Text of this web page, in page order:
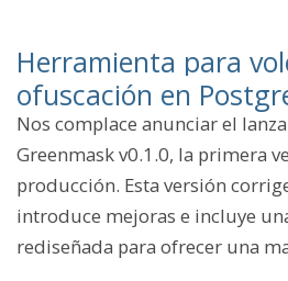
Herramienta para
ofuscación en
Nos complace anunciar el
Greenmask v0.1.0, la primera
producción. Esta versión
introduce mejoras e incluye
rediseñada para ofrecer una